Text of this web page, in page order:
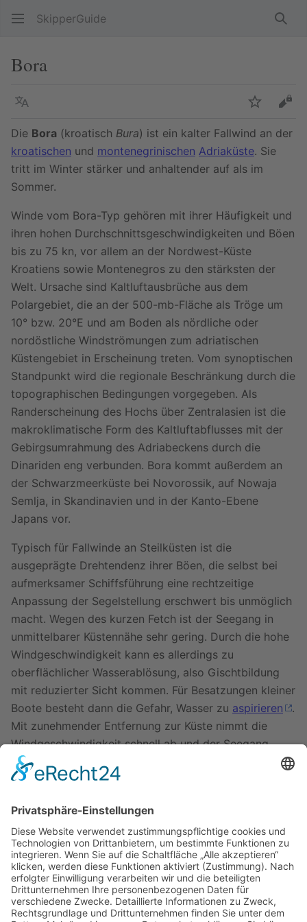
SkipperGuide
Bora
Sprache
Die Bora (kroatisch Bura) ist ein kalter Fallwind an der
kroatischen und montenegrinischen Adriaküste. Sie
tritt im Winter stärker und anhaltender auf als im
Sommer.
Winde vom Bora-Typ gehören mit ihrer Häufigkeit und
ihren hohen Durchschnittsgeschwindigkeiten und Böen
bis zu 75 kn, vor allem an der Nordwest-Küste
Kroatiens sowie Montenegros zu den stärksten der
Welt. Ursache sind Kaltluftausbrüche aus dem
Polargebiet, die an der 500-mb-Fläche als Tröge um
10° bzw. 20°E und am Boden als nördliche oder
nordöstliche Windströmungen zum adriatischen
Küstengebiet in Erscheinung treten. Vom synoptischen
Standpunkt wird die regionale Beschränkung durch die
topographischen Bedingungen vorgegeben. Als
Randerscheinung des Hochs über Zentralasien ist die
makroklimatische Form des Kaltluftabflusses mit der
Gebirgsumrahmung des Adriabeckens durch die
Dinariden eng verbunden. Bora kommt außerdem an
der Schwarzmeerküste bei Novorossik, auf Nowaja
Semlja, in Skandinavien und in der Kanto-Ebene
Japans vor.
Typisch für Fallwinde an Steilküsten ist die
ausgeprägte Drehtendenz ihrer Böen, die selbst bei
aufmerksamer Schiffsführung eine rechtzeitige
Anpassung der Segelstellung erschwert bis unmöglich
macht. Wegen des kurzen Fetch ist der Seegang in
unmittelbarer Küstennähe sehr gering. Durch die hohe
Windgeschwindigkeit kann es allerdings zu
oberflächlicher Wasserablösung, also Gischtbildung
mit reduzierter Sicht kommen. Für Besatzungen kleiner
Boote besteht dann die Gefahr, Wasser zu aspirieren
.
Mit zunehmender Entfernung zur Küste nimmt die
Windgeschwindigkeit schnell ab und der Seegang
etwas zu. Für die Transityacht kann es also eine
sinnvolle Alternative sein, auf See auszuweichen.
An der gegenüberliegenden, italienischen Adriaküste
sinkt die Bora auf Geschwindigkeiten unter 20 kn ab
und wird bei geringer Bewölkung vom thermischen
Land-Seewind-System überlagert.
Zuletzt bearbeitet vor 8 Jahrenvon93.132.99.139